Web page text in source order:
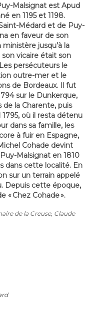
Malsignat est Apud
en 1195 et 1198.
Médard et de Puy-
en faveur de son
jusqu’à la
vicaire était son
persécuteurs le
outre-mer et le
de Bordeaux. Il fut
sur le Dunkerque,
de la Charente, puis
où il resta détenu
dans sa famille, les
à fuir en Espagne,
Cohade devint
Malsignat en 1810
dans cette localité. En
sur un terrain appelé
Depuis cette époque,
« Chez Cohade ».
de la Creuse, Claude